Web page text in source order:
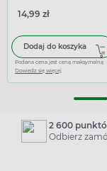
14,99 zł
Dodaj do koszyka
Podana cena jest ceną maksymalną
Dowiedz się więcej
2 600
Odbierz